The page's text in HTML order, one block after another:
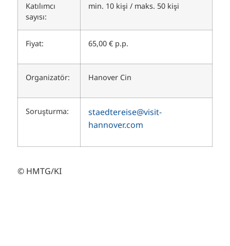
Katılımcı
sayısı:
min. 10 kişi / maks. 50 kişi
Fiyat: 65,00 € p.p.
Organizatör: Hanover Cin
Soruşturma:
staedtereise@visit-
hannover.com
© HMTG/KI